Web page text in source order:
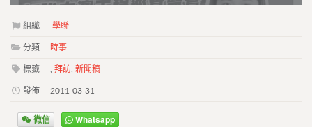
組織 學聯
分類 時事
標籤 拜訪 新聞稿
發佈 2011-03-31
微信 Whatsapp